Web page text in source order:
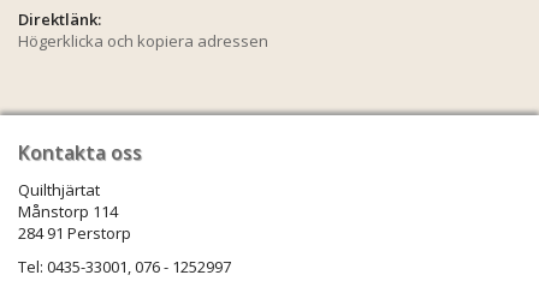
Direktlänk:
Högerklicka och kopiera adressen
Kontakta oss
Quilthjärtat
Månstorp 114
284 91 Perstorp
Tel: 0435-33001, 076 - 1252997